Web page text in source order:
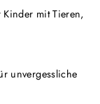
Kinder mit Tieren,
unvergessliche